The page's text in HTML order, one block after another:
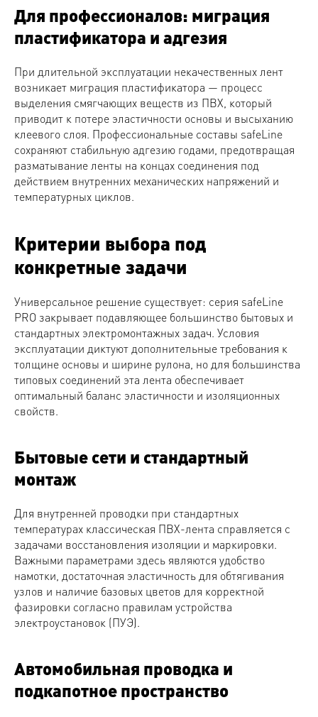
Для профессионалов: миграция
пластификатора и адгезия
При длительной эксплуатации некачественных лент
возникает миграция пластификатора — процесс
выделения смягчающих веществ из ПВХ, который
приводит к потере эластичности основы и высыханию
клеевого слоя. Профессиональные составы safeLine
сохраняют стабильную адгезию годами, предотвращая
разматывание ленты на концах соединения под
действием внутренних механических напряжений и
температурных циклов.
Критерии выбора под
конкретные задачи
Универсальное решение существует: серия safeLine
PRO закрывает подавляющее большинство бытовых и
стандартных электромонтажных задач. Условия
эксплуатации диктуют дополнительные требования к
толщине основы и ширине рулона, но для большинства
типовых соединений эта лента обеспечивает
оптимальный баланс эластичности и изоляционных
свойств.
Бытовые сети и стандартный
монтаж
Для внутренней проводки при стандартных
температурах классическая ПВХ-лента справляется с
задачами восстановления изоляции и маркировки.
Важными параметрами здесь являются удобство
намотки, достаточная эластичность для обтягивания
узлов и наличие базовых цветов для корректной
фазировки согласно правилам устройства
электроустановок (ПУЭ).
Автомобильная проводка и
подкапотное пространство